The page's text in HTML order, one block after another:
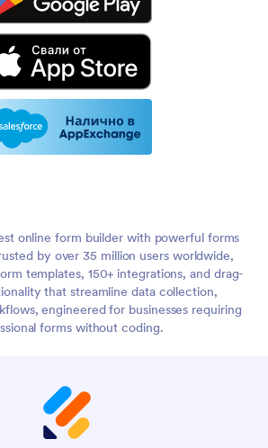
online form builder with powerful forms
by over 35 million users worldwide,
templates, 150+ integrations, and drag-
that streamline data collection,
engineered for businesses requiring
forms without coding.